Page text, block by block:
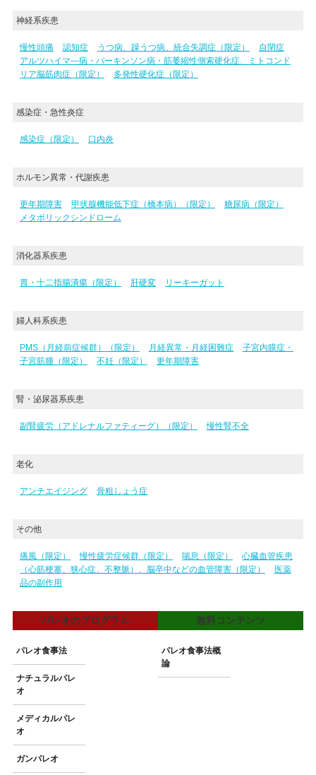
神経系疾患
慢性頭痛 認知症 うつ病、躁うつ病、統合失調症（限定）
自閉症
アルツハイマ―病・パーキンソン病・筋萎縮性側索硬化症、ミトコンド
リア脳筋肉症（限定）
多発性硬化症（限定）
感染症・急性炎症
感染症（限定） 口内炎
ホルモン異常・代謝疾患
更年期障害 甲状腺機能低下症（橋本病）（限定）
糖尿病（限定）
メタボリックシンドローム
消化器系疾患
胃・十二指腸潰瘍（限定） 肝硬変 リーキーガット
婦人科系疾患
PMS（月経前症候群）（限定） 月経異常・月経困難症
子宮内膜症・
子宮筋腫（限定）
不妊（限定） 更年期障害
腎・泌尿器系疾患
副腎疲労（アドレナルファティーグ）（限定） 慢性腎不全
老化
アンチエイジング 骨粗しょう症
その他
痛風（限定） 慢性疲労症候群（限定） 喘息（限定）
心臓血管疾患
（心筋梗塞、狭心症、不整脈）、脳卒中などの血管障害（限定）
医薬
品の副作用
パレオのプログラム
パレオ食事法
ナチュラルパレ
オ
メディカルパレ
オ
ガンパレオ
無料コンテンツ
パレオ食事法概
論